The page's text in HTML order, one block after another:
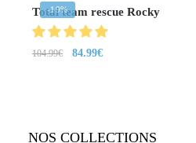
-19%
Total team rescue Rocky
104.99€ 84.99€
NOS COLLECTIONS